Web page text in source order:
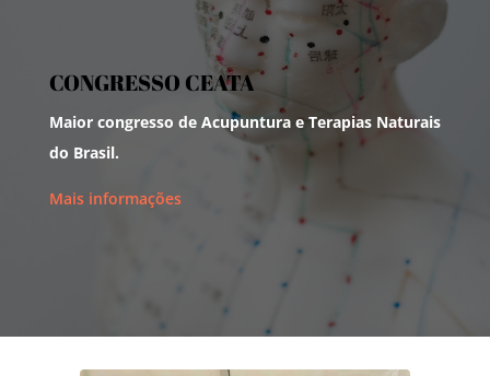
CONGRESSO CEATA
Maior congresso de Acupuntura e Terapias Naturais
do Brasil.
Mais informações